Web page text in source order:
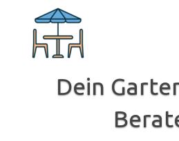
Inhalt
springen
Dein